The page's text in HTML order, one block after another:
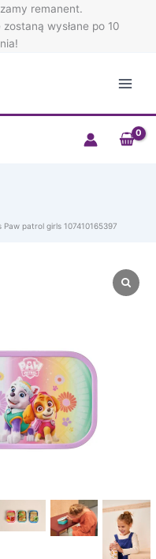
remanent.
wysłane po 10
Paw patrol girls 107410165397